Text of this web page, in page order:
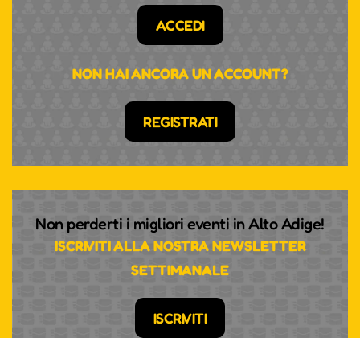
ACCEDI
NON HAI ANCORA UN ACCOUNT?
REGISTRATI
Non perderti i migliori eventi in Alto Adige!
ISCRIVITI ALLA NOSTRA NEWSLETTER
SETTIMANALE
ISCRIVITI